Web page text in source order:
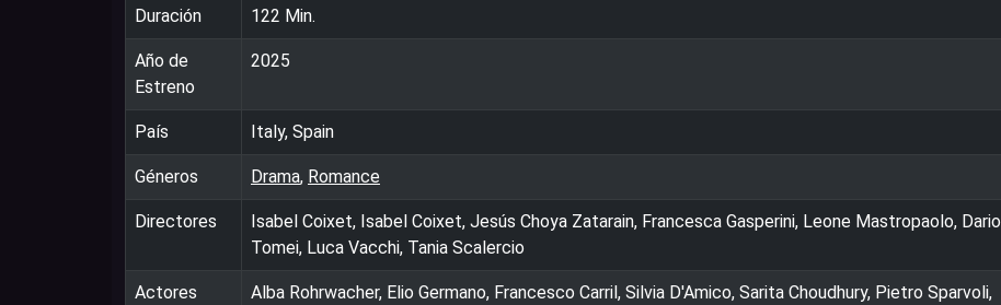
Duración 122 Min.
Año de
Estreno
2025
País Italy, Spain
Géneros Drama, Romance
Directores
Isabel Coixet, Isabel Coixet, Jesús Choya Zatarain, Francesca Gasperini, Leone Mastropaolo, Dario
Tomei, Luca Vacchi, Tania Scalercio
Actores
Alba Rohrwacher, Elio Germano, Francesco Carril, Silvia D'Amico, Sarita Choudhury, Pietro Sparvoli,